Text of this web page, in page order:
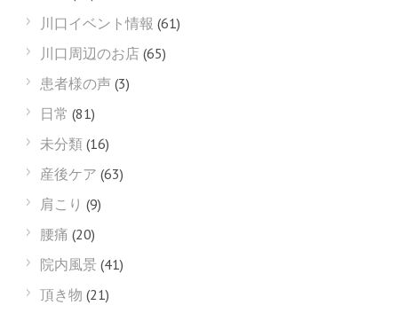
川口イベント情報 (61)
川口周辺のお店 (65)
患者様の声 (3)
日常 (81)
未分類 (16)
産後ケア (63)
肩こり (9)
腰痛 (20)
院内風景 (41)
頂き物 (21)